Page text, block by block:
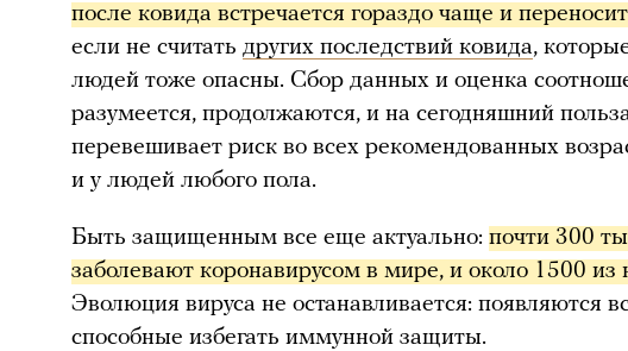
после ковида встречается гораздо чаще и
если не считать других последствий ковида,
людей тоже опасны. Сбор данных и оценка
разумеется, продолжаются, и на сегодняшний
перевешивает риск во всех рекомендованных
и у людей любого пола.
Быть защищенным все еще актуально: почти 300
заболевают коронавирусом в мире, и около 1500 из
Эволюция вируса не останавливается: появляются
способные избегать иммунной защиты.